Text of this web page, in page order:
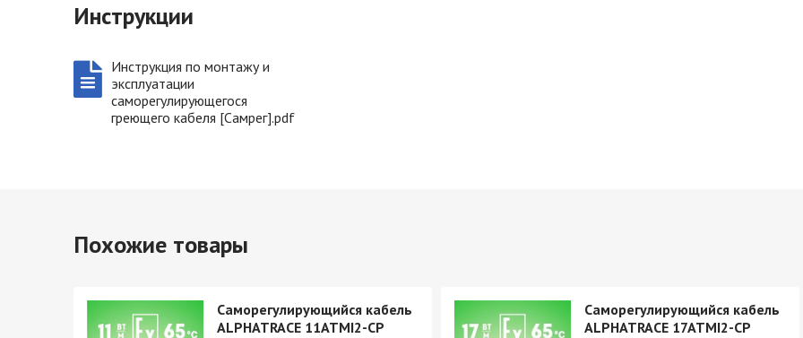
Инструкции
Инструкция по монтажу и
эксплуатации
саморегулирующегося
греющего кабеля [Самрег].pdf
Похожие товары
Саморегулирующийся кабель
ALPHATRACE 11ATMI2-CP
Саморегулирующийся кабель
ALPHATRACE 17ATMI2-CP